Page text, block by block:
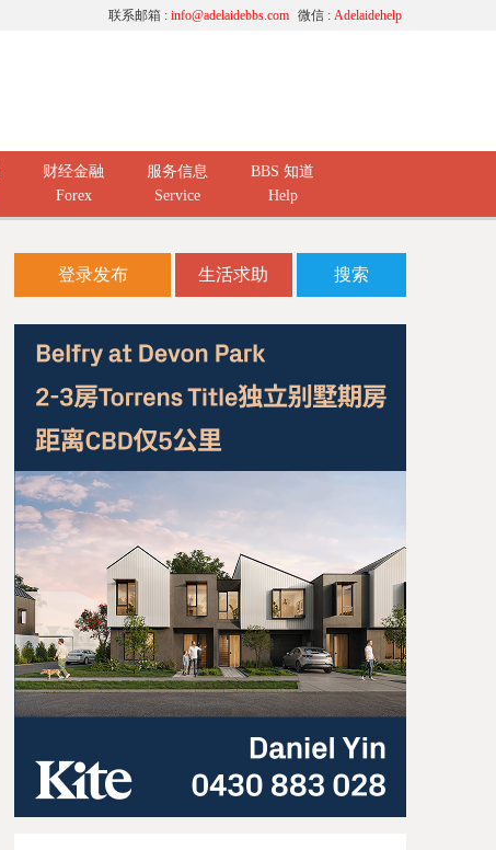
微信 : Adelaidehelp
联系邮箱 : info@adelaidebbs.com
财经金融
Forex
服务信息
Service
BBS 知道
Help
登录发布 生活求助 搜索